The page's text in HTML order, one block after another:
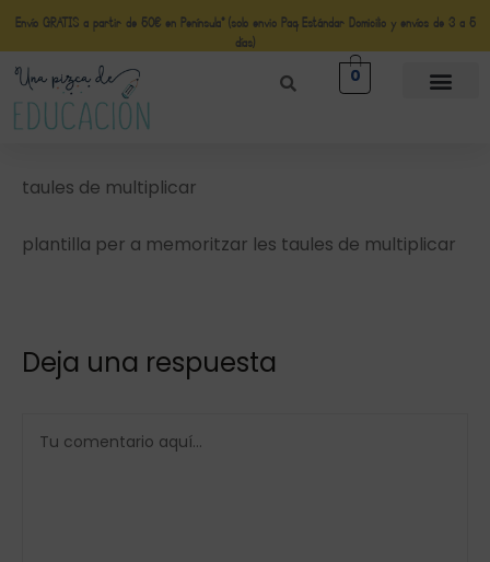
Envío GRATIS a partir de 50€ en Península* (solo envio Paq Estándar Domicilio y envíos de 3 a 5
días)
0
taules de multiplicar
plantilla per a memoritzar les taules de multiplicar
Deja una respuesta